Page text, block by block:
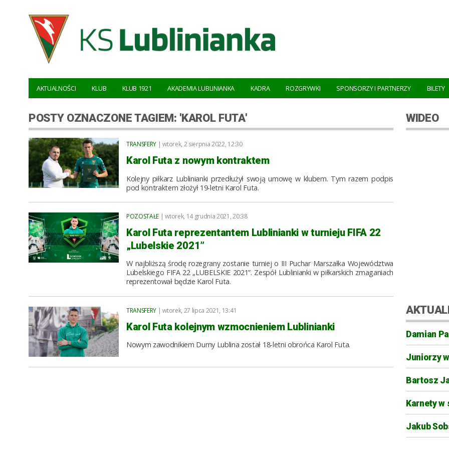
AKTUALNOŚCI KLUB KLUB 1921 AKADEMIA LUBLINIANKA KADRA ROZGRYWKI SPONSORZY I PARTNERZY BILETY
POSTY OZNACZONE TAGIEM: 'KAROL FUTA'
TRANSFERY | wtorek, 2 sierpnia 2022, 12:30
Karol Futa z nowym kontraktem
Kolejny piłkarz Lublinianki przedłużył swoją umowę w klubem. Tym razem podpis
pod kontraktem złożył 19-letni Karol Futa.
POZOSTAŁE | wtorek, 14 grudnia 2021, 20:38
Karol Futa reprezentantem Lublinianki w turnieju FIFA 22
„Lubelskie 2021”
W najbliższą środę rozegrany zostanie turniej o III Puchar Marszałka Województwa
Lubelskiego FIFA 22 „LUBELSKIE 2021”. Zespół Lublinianki w piłkarskich zmaganiach
reprezentował będzie Karol Futa.
TRANSFERY | wtorek, 27 lipca 2021, 13:41
Karol Futa kolejnym wzmocnieniem Lublinianki
Nowym zawodnikiem Dumy Lublina został 18-letni obrońca Karol Futa.
WIDEO
Damian
Juniorzy
Bartosz
Karnety w
Jakub